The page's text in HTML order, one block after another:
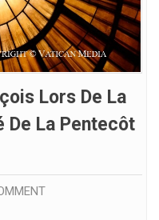
Lors De La
De La Pentecôt